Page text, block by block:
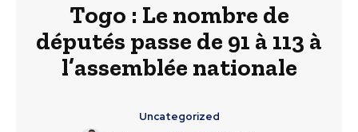
Togo : Le nombre de
députés passe de 91 à 113 à
l’assemblée nationale
Uncategorized